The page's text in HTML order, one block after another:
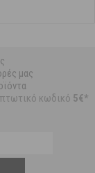
μας
κωδικό 5€*